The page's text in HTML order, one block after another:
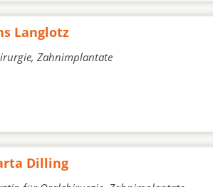
Langlotz
Zahnimplantate
Dilling